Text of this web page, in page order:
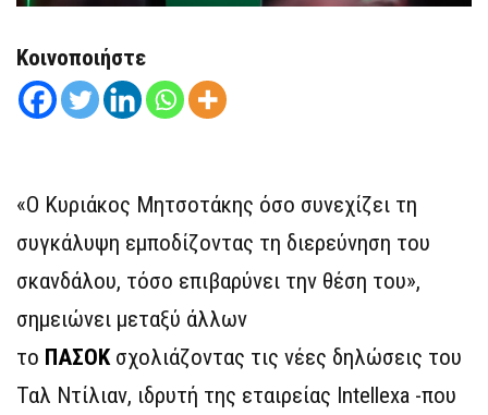
Κοινοποιήστε
«Ο Κυριάκος Μητσοτάκης όσο συνεχίζει τη
συγκάλυψη εμποδίζοντας τη διερεύνηση του
σκανδάλου, τόσο επιβαρύνει την θέση του»,
σημειώνει μεταξύ άλλων
το ΠΑΣΟΚ σχολιάζοντας τις νέες δηλώσεις του
Ταλ Ντίλιαν, ιδρυτή της εταιρείας Intellexa -που